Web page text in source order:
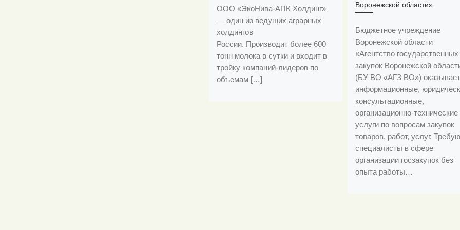
ООО «ЭкоНива-АПК Холдинг»
— один из ведущих аграрных
холдингов
России. Производит более 600
тонн молока в сутки и входит в
тройку компаний-лидеров по
объемам […]
Воронежской области»
Бюджетное учреждение
Воронежской области
«Агентство государственных
закупок Воронежской
(БУ ВО «АГЗ ВО») оказывает
информационные,
консультационные,
организационно-технические
услуги по вопросам закупок
товаров, работ, услуг.
специалисты в сфере
организации госзакупок без
опыта работы…